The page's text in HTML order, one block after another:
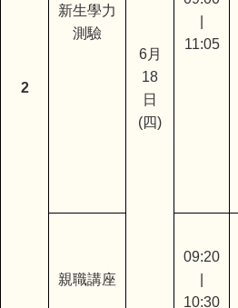
2
新生學力
測驗
6月
18
日
(四)
11:05
親職講座
09:20
10:30